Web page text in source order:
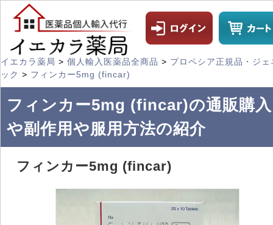
イエカラ薬局 > 個人輸入医薬品全商品 > プロペシア正規品・ジェ
ック > フィンカー5mg (fincar)
フィンカー5mg (fincar)の通販購入
や副作用や服用方法の紹介
フィンカー5mg (fincar)